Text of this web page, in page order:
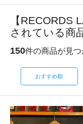
【RECORDS
されている商
150件の商品が見
おすすめ順